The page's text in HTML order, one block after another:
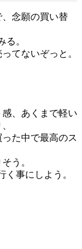
念願の買い替
る。
てないぞっと。
、あくまで軽い
た中で最高のス
う。
く事にしよう。